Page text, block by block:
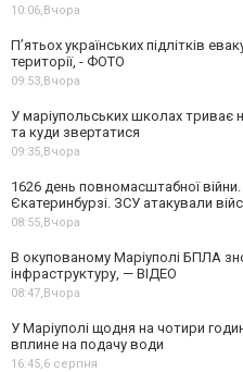
10:06,Вчора
П’ятьох українських підлітків
території, - ФОТО
09:53,Вчора
У маріупольських школах триває
та куди звертатися
09:35,Вчора
1626 день повномасштабної
Єкатеринбурзі. ЗСУ атакували
08:55,Вчора
В окупованому Маріуполі БПЛА
інфраструктуру, — ВІДЕО
08:47,Вчора
У Маріуполі щодня на чотири
вплине на подачу води
16:45,6 серпня